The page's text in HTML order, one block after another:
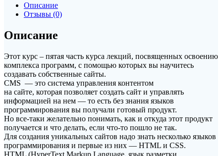
HTML
HTML
и
Описание
Отзывы (0)
Описание
Этот курс – пятая часть курса лекций, посвященных освоению
комплекса программ, с помощью которых вы научитесь
создавать собственные сайты.
CMS — это система управления контентом
на сайте, которая позволяет создать сайт и управлять
информацией на нем — то есть без знания языков
программирования вы получали готовый продукт.
Но все-таки желательно понимать, как и откуда этот продукт
получается и что делать, если что-то пошло не так.
Для создания уникальных сайтов надо знать несколько языков
программирования и первые из них — HTML и CSS.